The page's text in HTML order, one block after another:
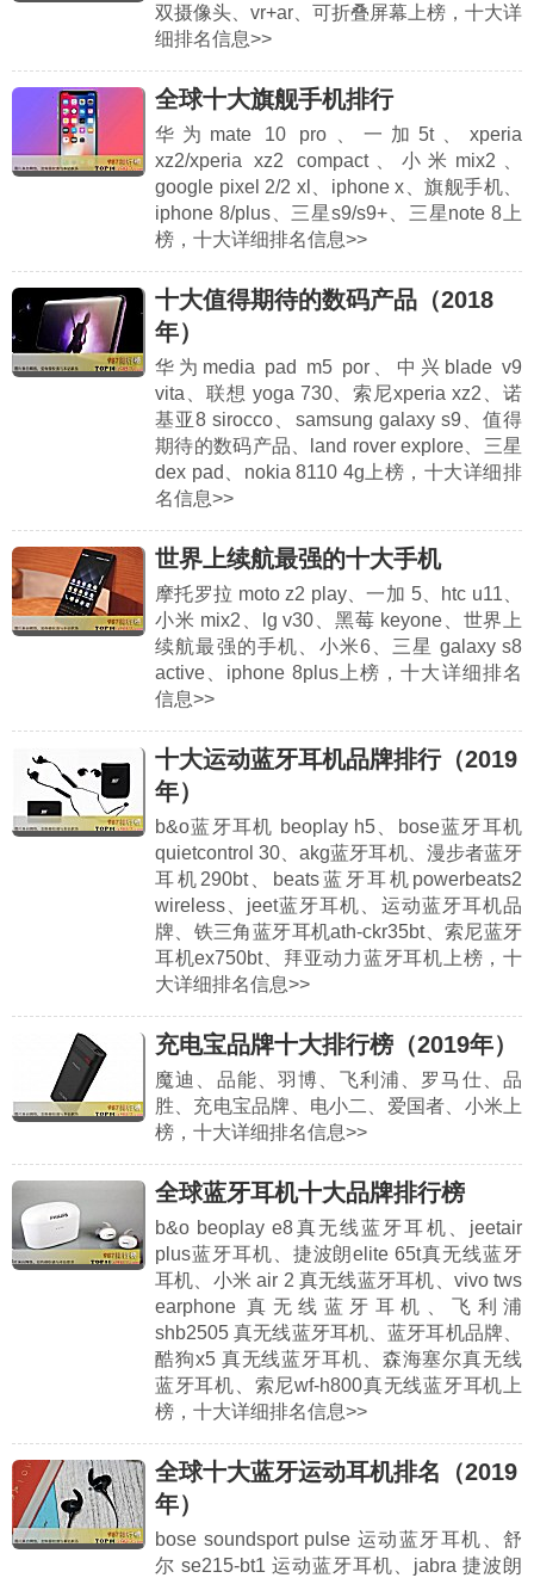
双摄像头、vr+ar、可折叠屏幕上榜，十大详
细排名信息>>
全球十大旗舰手机排行
华为mate 10 pro、一加5t、xperia
xz2/xperia xz2 compact、小米mix2、
google pixel 2/2 xl、iphone x、旗舰手机、
iphone 8/plus、三星s9/s9+、三星note 8上
榜，十大详细排名信息>>
十大值得期待的数码产品（2018
年）
华为media pad m5 por、中兴blade v9
vita、联想 yoga 730、索尼xperia xz2、诺
基亚8 sirocco、samsung galaxy s9、值得
期待的数码产品、land rover explore、三星
dex pad、nokia 8110 4g上榜，十大详细排
名信息>>
世界上续航最强的十大手机
摩托罗拉 moto z2 play、一加 5、htc u11、
小米 mix2、lg v30、黑莓 keyone、世界上
续航最强的手机、小米6、三星 galaxy s8
active、iphone 8plus上榜，十大详细排名
信息>>
十大运动蓝牙耳机品牌排行（2019
年）
b&o蓝牙耳机 beoplay h5、bose蓝牙耳机
quietcontrol 30、akg蓝牙耳机、漫步者蓝牙
耳机290bt、beats蓝牙耳机powerbeats2
wireless、jeet蓝牙耳机、运动蓝牙耳机品
牌、铁三角蓝牙耳机ath-ckr35bt、索尼蓝牙
耳机ex750bt、拜亚动力蓝牙耳机上榜，十
大详细排名信息>>
充电宝品牌十大排行榜（2019年）
魔迪、品能、羽博、飞利浦、罗马仕、品
胜、充电宝品牌、电小二、爱国者、小米上
榜，十大详细排名信息>>
全球蓝牙耳机十大品牌排行榜
b&o beoplay e8真无线蓝牙耳机、jeetair
plus蓝牙耳机、捷波朗elite 65t真无线蓝牙
耳机、小米 air 2 真无线蓝牙耳机、vivo tws
earphone 真无线蓝牙耳机、飞利浦
shb2505 真无线蓝牙耳机、蓝牙耳机品牌、
酷狗x5 真无线蓝牙耳机、森海塞尔真无线
蓝牙耳机、索尼wf-h800真无线蓝牙耳机上
榜，十大详细排名信息>>
全球十大蓝牙运动耳机排名（2019
年）
bose soundsport pulse 运动蓝牙耳机、舒
尔 se215-bt1 运动蓝牙耳机、jabra 捷波朗